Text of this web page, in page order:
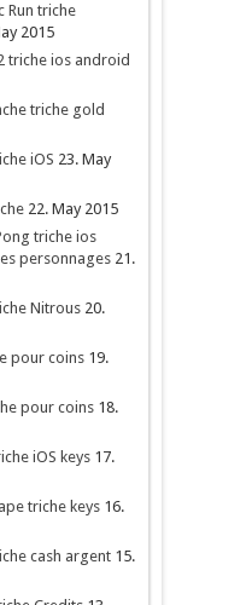
Run triche
2015
triche ios android
triche gold
iOS 23. May
22. May 2015
triche ios
personnages 21.
Nitrous 20.
pour coins 19.
pour coins 18.
iOS keys 17.
triche keys 16.
cash argent 15.